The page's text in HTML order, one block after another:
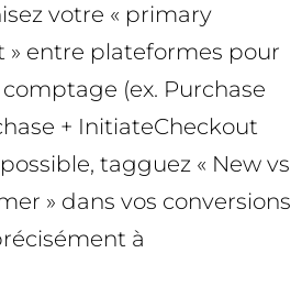
votre « primary
» entre plateformes pour
(ex. Purchase
+ InitiateCheckout
tagguez « New vs
» dans vos conversions
à